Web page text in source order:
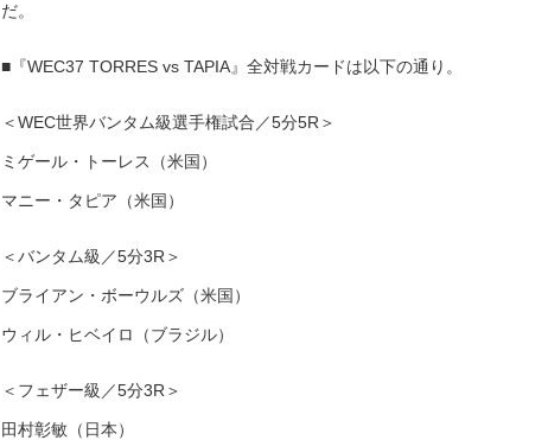
だ。
■『WEC37 TORRES vs TAPIA』全対戦カードは以下の通り。
＜WEC世界バンタム級選手権試合／5分5R＞
ミゲール・トーレス（米国）
マニー・タピア（米国）
＜バンタム級／5分3R＞
ブライアン・ボーウルズ（米国）
ウィル・ヒベイロ（ブラジル）
＜フェザー級／5分3R＞
田村彰敏（日本）